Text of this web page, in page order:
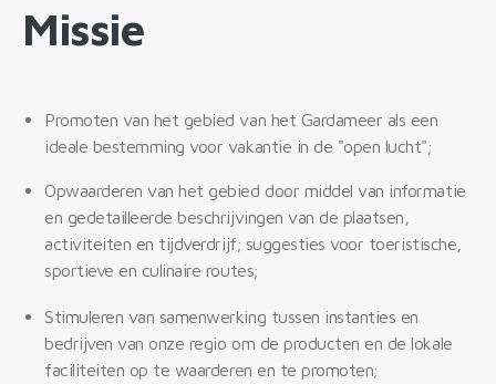
Missie
Promoten van het gebied van het Gardameer als een
ideale bestemming voor vakantie in de "open lucht";
Opwaarderen van het gebied door middel van informatie
en gedetailleerde beschrijvingen van de plaatsen,
activiteiten en tijdverdrijf; suggesties voor toeristische,
sportieve en culinaire routes;
Stimuleren van samenwerking tussen instanties en
bedrijven van onze regio om de producten en de lokale
faciliteiten op te waarderen en te promoten;